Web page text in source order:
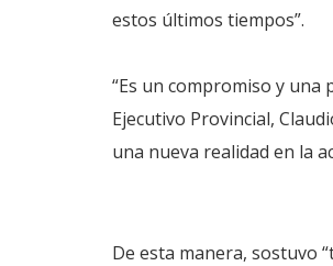
estos últimos tiempos”.
“Es un compromiso y
Ejecutivo Provincial,
una nueva realidad en la
De esta manera, sostuvo